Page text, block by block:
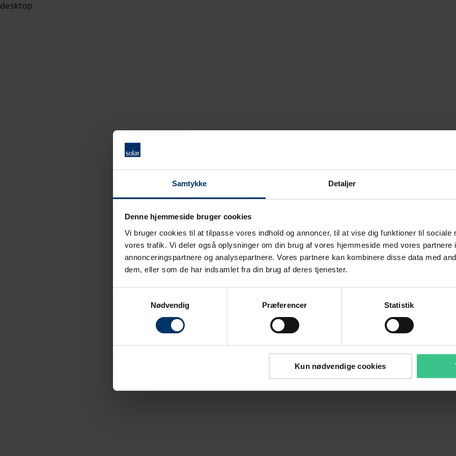
Samtykke Detaljer
Denne hjemmeside bruger cookies
Vi bruger cookies til at tilpasse vores indhold og annoncer, til at vise dig funktioner til sociale
vores trafik. Vi deler også oplysninger om din brug af vores hjemmeside med vores partnere
annonceringspartnere og analysepartnere. Vores partnere kan kombinere disse data med
dem, eller som de har indsamlet fra din brug af deres tjenester.
Nødvendig
Præferencer Statistik
Kun nødvendige cookies